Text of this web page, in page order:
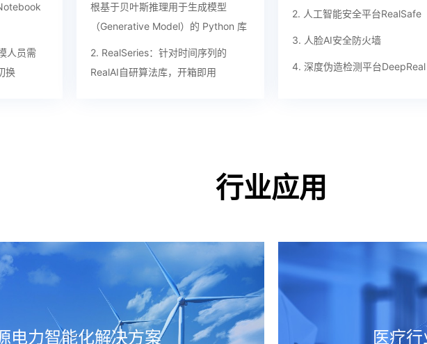
人员需
换
根基于贝叶斯推理用于生成模型
（Generative Model）的 Python 库
2. RealSeries：针对时间序列的
RealAI自研算法库，开箱即用
2. 人工智能安全平台RealSafe
3. 人脸AI安全防火墙
4. 深度伪造检测平台DeepReal
行业应用
电力智能化解决方案 医疗